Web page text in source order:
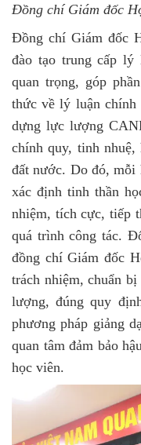
Đồng chí Giám đốc
Đồng chí Giám đốc
đào tạo trung cấp
quan trọng, góp
thức về lý luận chính
dựng lực lượng
chính quy, tinh
đất nước. Do đó, mỗi
xác định tinh thần
nhiệm, tích cực, tiếp
quá trình công tác.
đồng chí Giám đốc
trách nhiệm, chuẩn
lượng, đúng quy
phương pháp giảng
quan tâm đảm bảo
học viên.